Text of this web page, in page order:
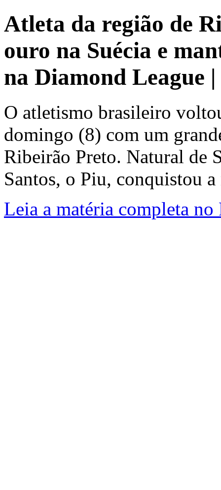
Atleta da região de
ouro na Suécia e
na Diamond League
O atletismo brasileiro
domingo (8) com um
Ribeirão Preto. Natural de
Santos, o Piu, conquistou
Leia a matéria completa no